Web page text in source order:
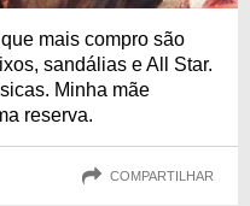
mais compro são
sandálias e All Star.
Minha mãe
reserva.
COMPARTILHAR